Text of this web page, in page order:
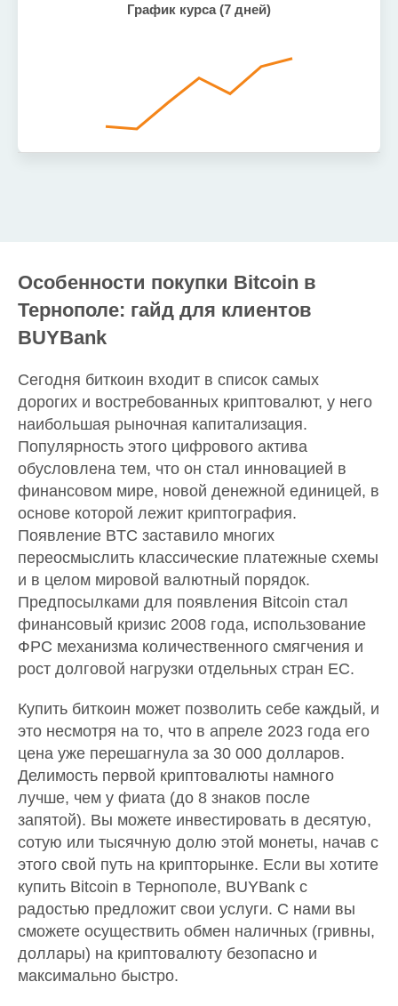
График курса (7 дней)
Особенности покупки Bitcoin в
Тернополе: гайд для клиентов
BUYBank
Сегодня биткоин входит в список самых
дорогих и востребованных криптовалют, у него
наибольшая рыночная капитализация.
Популярность этого цифрового актива
обусловлена тем, что он стал инновацией в
финансовом мире, новой денежной единицей, в
основе которой лежит криптография.
Появление BTC заставило многих
переосмыслить классические платежные схемы
и в целом мировой валютный порядок.
Предпосылками для появления Bitcoin стал
финансовый кризис 2008 года, использование
ФРС механизма количественного смягчения и
рост долговой нагрузки отдельных стран ЕС.
Купить биткоин может позволить себе каждый, и
это несмотря на то, что в апреле 2023 года его
цена уже перешагнула за 30 000 долларов.
Делимость первой криптовалюты намного
лучше, чем у фиата (до 8 знаков после
запятой). Вы можете инвестировать в десятую,
сотую или тысячную долю этой монеты, начав с
этого свой путь на крипторынке. Если вы хотите
купить Bitcoin в Тернополе, BUYBank с
радостью предложит свои услуги. С нами вы
сможете осуществить обмен наличных (гривны,
доллары) на криптовалюту безопасно и
максимально быстро.